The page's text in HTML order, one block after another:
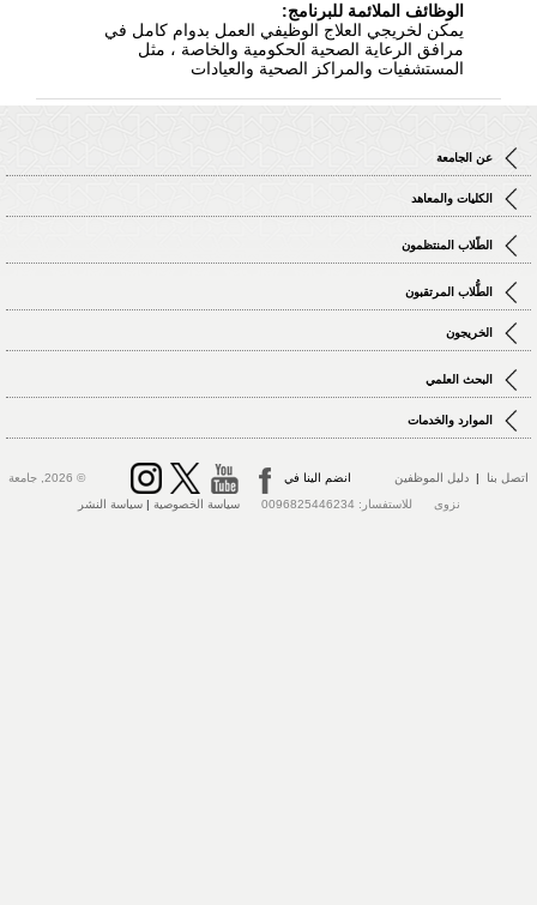
الوظائف الملائمة للبرنامج:
يمكن لخريجي العلاج الوظيفي العمل بدوام كامل في
مرافق الرعاية الصحية الحكومية والخاصة ، مثل
المستشفيات والمراكز الصحية والعيادات
عن الجامعة
الكليات والمعاهد
الطّلاب المنتظمون
الطُّلاب المرتقبون
الخريجون
البحث العلمي
الموارد والخدمات
اتصل بنا | دليل الموظفين انضم الينا في
© 2026, جامعة
نزوى للاستفسار: 0096825446234
سياسة الخصوصية |سياسة النشر